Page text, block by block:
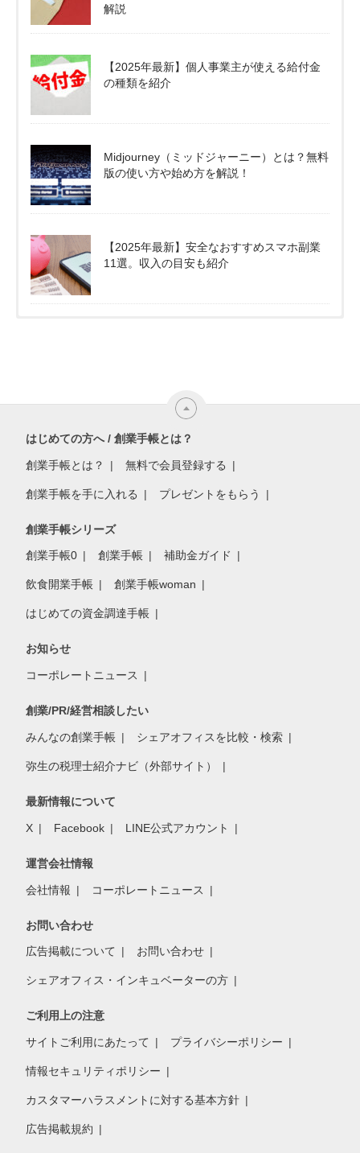
解説
【2025年最新】個人事業主が使える給付金
の種類を紹介
Midjourney（ミッドジャーニー）とは？無料
版の使い方や始め方を解説！
【2025年最新】安全なおすすめスマホ副業
11選。収入の目安も紹介
はじめての方へ / 創業手帳とは？
創業手帳とは？ 無料で会員登録する
創業手帳を手に入れる プレゼントをもらう
創業手帳シリーズ
創業手帳0 創業手帳 補助金ガイド
飲食開業手帳 創業手帳woman
はじめての資金調達手帳
お知らせ
コーポレートニュース
創業/PR/経営相談したい
みんなの創業手帳 シェアオフィスを比較・検索
弥生の税理士紹介ナビ（外部サイト）
最新情報について
X Facebook LINE公式アカウント
運営会社情報
会社情報 コーポレートニュース
お問い合わせ
広告掲載について お問い合わせ
シェアオフィス・インキュベーターの方
ご利用上の注意
サイトご利用にあたって プライバシーポリシー
情報セキュリティポリシー
カスタマーハラスメントに対する基本方針
広告掲載規約